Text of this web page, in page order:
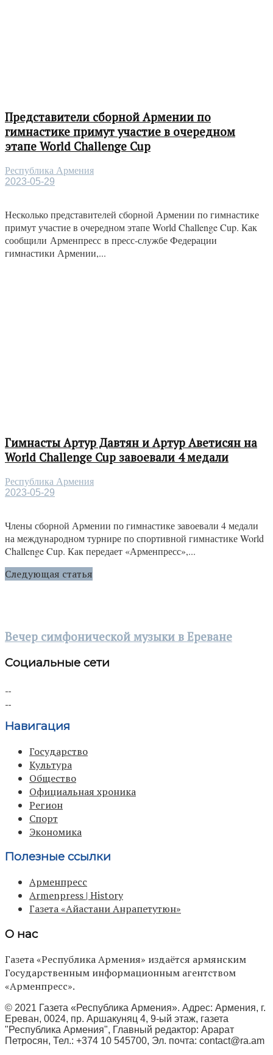
Представители сборной Армении по
гимнастике примут участие в очередном
этапе World Challenge Cup
Республика Армения
2023-05-29
Несколько представителей сборной Армении по гимнастике
примут участие в очередном этапе World Challenge Cup. Как
сообщили Арменпресс в пресс-службе Федерации
гимнастики Армении,...
Гимнасты Артур Давтян и Артур Аветисян на
World Challenge Cup завоевали 4 медали
Республика Армения
2023-05-29
Члены сборной Армении по гимнастике завоевали 4 медали
на международном турнире по спортивной гимнастике World
Challenge Cup. Как передает «Арменпресс»,...
Следующая статья
Вечер симфонической музыки в Ереване
Социальные сети
Навигация
Государство
Культура
Общество
Официальная хроника
Регион
Спорт
Экономика
Полезные ссылки
Арменпресс
Armenpress | History
Газета «Айастани Анрапетутюн»
О нас
Газета «Республика Армения» издаётся армянским
Государственным информационным агентством
«Арменпресс».
© 2021 Газета «Республика Армения». Адрес: Армения, г.
Ереван, 0024, пр. Аршакуняц 4, 9-ый этаж, газета
"Республика Армения", Главный редактор: Арарат
Петросян, Тел.: +374 10 545700, Эл. почта: contact@ra.am